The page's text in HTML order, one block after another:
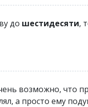
до шестидесяти,
возможно, что
а просто ему